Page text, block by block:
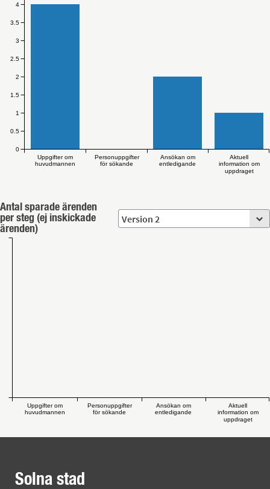
Uppgifter om
huvudmannen
Personuppgifter
för sökande
Ansökan om
entledigande
Aktuell
information om
uppdraget
0
0.5
1
1.5
2
2.5
3
3.5
4
Antal sparade ärenden
per steg (ej inskickade
ärenden)
Uppgifter om
huvudmannen
Personuppgifter
för sökande
Ansökan om
entledigande
Aktuell
information om
uppdraget
Solna stad